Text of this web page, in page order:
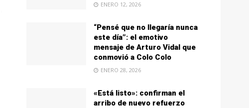
ENERO 12, 2026
“Pensé que no llegaría nunca
este día”: el emotivo
mensaje de Arturo Vidal que
conmovió a Colo Colo
ENERO 28, 2026
«Está listo»: confirman el
arribo de nuevo refuerzo